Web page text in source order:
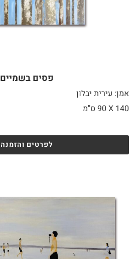
פסים בשמיים
אמן: עירית יבלון
140 X
לפרטים והזמנה